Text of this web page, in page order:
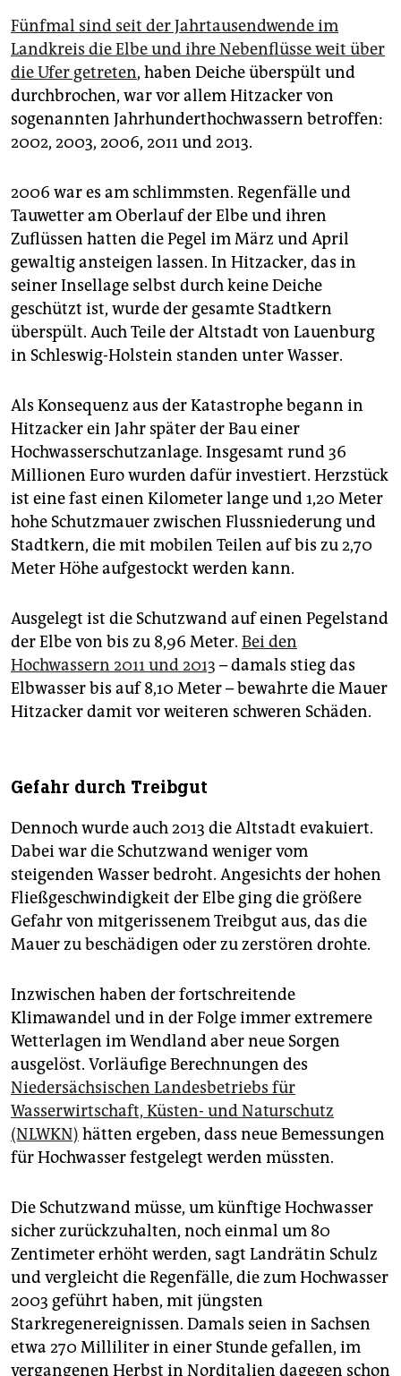
Fünfmal sind seit der Jahrtausendwende im
Landkreis die Elbe und ihre Nebenflüsse weit über
die Ufer getreten, haben Deiche überspült und
durchbrochen, war vor allem Hitzacker von
sogenannten Jahrhunderthochwassern betroffen:
2002, 2003, 2006, 2011 und 2013.
2006 war es am schlimmsten. Regenfälle und
Tauwetter am Oberlauf der Elbe und ihren
Zuflüssen hatten die Pegel im März und April
gewaltig ansteigen lassen. In Hitzacker, das in
seiner Insellage selbst durch keine Deiche
geschützt ist, wurde der gesamte Stadtkern
überspült. Auch Teile der Altstadt von Lauenburg
in Schleswig-Holstein standen unter Wasser.
Als Konsequenz aus der Katastrophe begann in
Hitzacker ein Jahr später der Bau einer
Hochwasserschutzanlage. Insgesamt rund 36
Millionen Euro wurden dafür investiert. Herzstück
ist eine fast einen Kilometer lange und 1,20 Meter
hohe Schutzmauer zwischen Flussniederung und
Stadtkern, die mit mobilen Teilen auf bis zu 2,70
Meter Höhe aufgestockt werden kann.
Ausgelegt ist die Schutzwand auf einen Pegelstand
der Elbe von bis zu 8,96 Meter. Bei den
Hochwassern 2011 und 2013 – damals stieg das
Elbwasser bis auf 8,10 Meter – bewahrte die Mauer
Hitzacker damit vor weiteren schweren Schäden.
Gefahr durch Treibgut
Dennoch wurde auch 2013 die Altstadt evakuiert.
Dabei war die Schutzwand weniger vom
steigenden Wasser bedroht. Angesichts der hohen
Fließgeschwindigkeit der Elbe ging die größere
Gefahr von mitgerissenem Treibgut aus, das die
Mauer zu beschädigen oder zu zerstören drohte.
Inzwischen haben der fortschreitende
Klimawandel und in der Folge immer extremere
Wetterlagen im Wendland aber neue Sorgen
ausgelöst. Vorläufige Berechnungen des
Niedersächsischen Landesbetriebs für
Wasserwirtschaft, Küsten- und Naturschutz
(NLWKN) hätten ergeben, dass neue Bemessungen
für Hochwasser festgelegt werden müssten.
Die Schutzwand müsse, um künftige Hochwasser
sicher zurückzuhalten, noch einmal um 80
Zentimeter erhöht werden, sagt Landrätin Schulz
und vergleicht die Regenfälle, die zum Hochwasser
2003 geführt haben, mit jüngsten
Starkregenereignissen. Damals seien in Sachsen
etwa 270 Milliliter in einer Stunde gefallen, im
vergangenen Herbst in Norditalien dagegen schon